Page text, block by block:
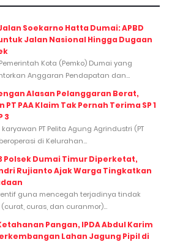
Soekarno Hatta Dumai: APBD
Jalan Nasional Hingga Dugaan
Kota (Pemko) Dumai yang
Anggaran Pendapatan dan...
Alasan Pelanggaran Berat,
PT PAA Klaim Tak Pernah Terima SP 1
3
PT Pelita Agung Agrindustri (PT
di Kelurahan...
Polsek Dumai Timur Diperketat,
Rujianto Ajak Warga Tingkatkan
guna mencegah terjadinya tindak
curas, dan curanmor)...
Pangan, IPDA Abdul Karim
Lahan Jagung Pipil di